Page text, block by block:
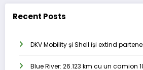
Recent Posts
DKV Mobility și Shell își extind
Blue River: 26.123 km cu un camion